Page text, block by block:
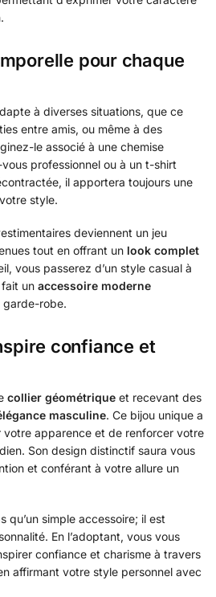
pour chaque
à diverses situations, que ce
entre amis, ou même à des
le associé à une chemise
professionnel ou à un t-shirt
il apportera toujours une
style.
deviennent un jeu
tout en offrant un look complet
vous passerez d’un style casual à
un accessoire moderne
garde-robe.
confiance et
collier géométrique et recevant des
masculine. Ce bijou unique a
votre apparence et de renforcer votre
Son design distinctif saura vous
et conférant à votre allure un
qu’un simple accessoire; il est
En l’adoptant, vous vous
confiance et charisme à travers
affirmant votre style personnel avec